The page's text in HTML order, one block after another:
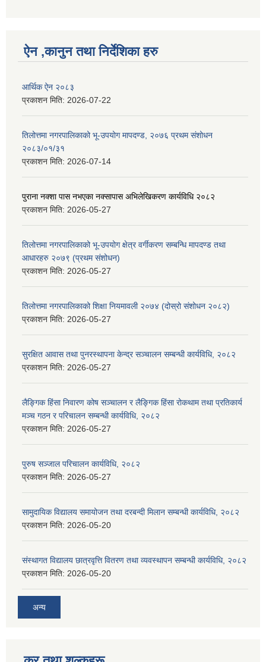
ऐन ,कानुन तथा निर्देशिका हरु
आर्थिक ऐन २०८३
प्रकाशन मिति: 2026-07-22
तिलोत्तमा नगरपालिकाको भू-उपयोग मापदण्ड, २०७६ प्रथम संशोधन
२०८३/०१/३१
प्रकाशन मिति: 2026-07-14
पुराना नक्शा पास नभएका नक्सापास अभिलेखिकरण कार्यविधि २०८२
प्रकाशन मिति: 2026-05-27
तिलोत्तमा नगरपालिकाको भू-उपयोग क्षेत्र वर्गीकरण सम्बन्धि मापदण्ड तथा
आधारहरु २०७९ (प्रथम संशोधन)
प्रकाशन मिति: 2026-05-27
तिलोत्तमा नगरपालिकाको शिक्षा नियमावली २०७४ (दोस्रो संशोधन २०८२)
प्रकाशन मिति: 2026-05-27
सुरक्षित आवास तथा पुनरस्थापना केन्द्र सञ्चालन सम्बन्धी कार्यविधि, २०८२
प्रकाशन मिति: 2026-05-27
लैङ्गिक हिंसा निवारण कोष सञ्चालन र लैङ्गिक हिंसा रोकथाम तथा प्रतिकार्य
मञ्च गठन र परिचालन सम्बन्धी कार्यविधि, २०८२
प्रकाशन मिति: 2026-05-27
पुरुष सञ्जाल परिचालन कार्यविधि, २०८२
प्रकाशन मिति: 2026-05-27
सामुदायिक विद्यालय समायोजन तथा दरबन्दी मिलान सम्बन्धी कार्यविधि, २०८२
प्रकाशन मिति: 2026-05-20
संस्थागत विद्यालय छात्रवृत्ति वितरण तथा व्यवस्थापन सम्बन्धी कार्यविधि, २०८२
प्रकाशन मिति: 2026-05-20
अन्य